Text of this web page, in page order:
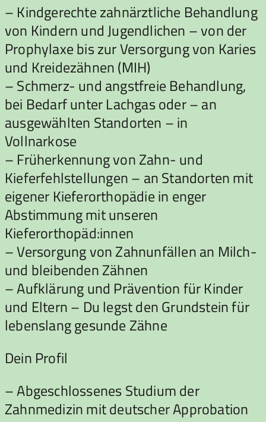
– Kindgerechte zahnärztliche Behandlung
von Kindern und Jugendlichen – von der
Prophylaxe bis zur Versorgung von Karies
und Kreidezähnen (MIH)
– Schmerz- und angstfreie Behandlung,
bei Bedarf unter Lachgas oder – an
ausgewählten Standorten – in
Vollnarkose
– Früherkennung von Zahn- und
Kieferfehlstellungen – an Standorten mit
eigener Kieferorthopädie in enger
Abstimmung mit unseren
Kieferorthopäd:innen
– Versorgung von Zahnunfällen an Milch-
und bleibenden Zähnen
– Aufklärung und Prävention für Kinder
und Eltern – Du legst den Grundstein für
lebenslang gesunde Zähne
Dein Profil
– Abgeschlossenes Studium der
Zahnmedizin mit deutscher Approbation